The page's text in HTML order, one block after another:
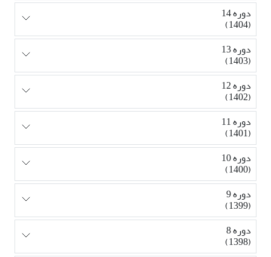
دوره 14
(1404)
دوره 13
(1403)
دوره 12
(1402)
دوره 11
(1401)
دوره 10
(1400)
دوره 9
(1399)
دوره 8
(1398)